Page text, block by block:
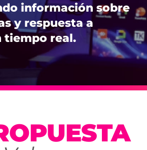
información sobre
y respuesta a
tiempo real.